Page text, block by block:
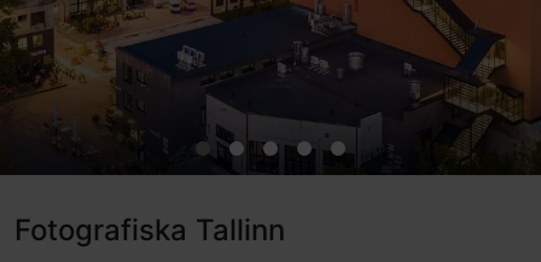
Fotografiska Tallinn